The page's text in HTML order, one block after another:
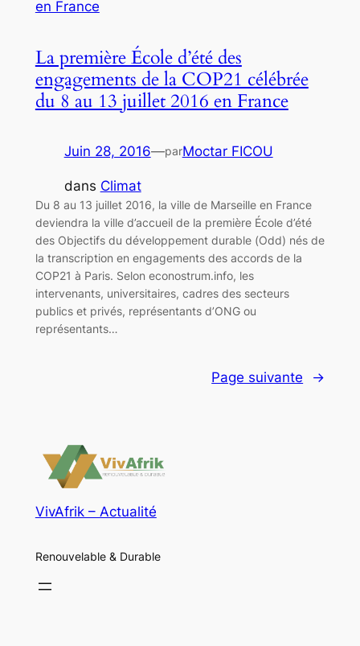
La première École d’été des
engagements de la COP21 célébrée
du 8 au 13 juillet 2016 en France
Juin 28, 2016—parMoctar FICOU
dans Climat
Du 8 au 13 juillet 2016, la ville de Marseille en France
deviendra la ville d’accueil de la première École d’été
des Objectifs du développement durable (Odd) nés de
la transcription en engagements des accords de la
COP21 à Paris. Selon econostrum.info, les
intervenants, universitaires, cadres des secteurs
publics et privés, représentants d’ONG ou
représentants…
Page suivante →
VivAfrik – Actualité
Renouvelable & Durable